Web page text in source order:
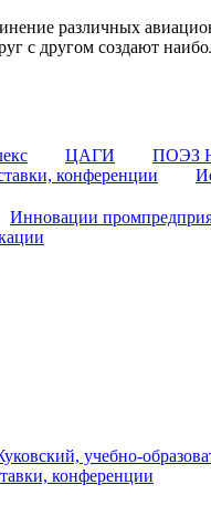
различных
с другом создают
ЦАГИ ПОЭЗ
конференции
Инновации
учебно-
конференции